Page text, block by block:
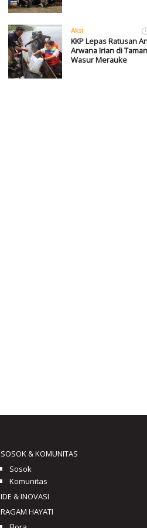
Aksi
KKP Lepas Ratusan
Arwana Irian di
Wasur Merauke
SOSOK & KOMUNITAS
Sosok
Komunitas
IDE & INOVASI
RAGAM HAYATI